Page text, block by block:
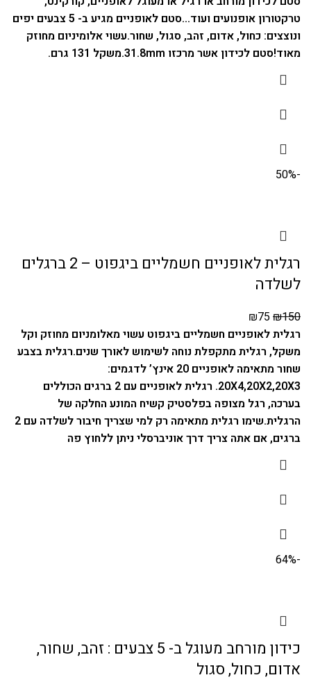
טרקטורון אופנועים ועוד…
סטם לאופניים מגיע ב- 5 צבעים יפים
ונוצצים: כחול, אדום, זהב, סגול, שחור.עשוי אלומיניום מחוזק
מאוד!סטם לכידון אשר מרכזו 31.8mm. משקל 131 גרם.
-50%
רגלית לאופניים חשמליים ביגפוט – 2 ברגלים
לשלדה
₪150
₪75
רגלית לאופניים חשמליים ביגפוט עשוי מאלומניום מחוזק וקל
משקל, רגלית מתקפלת נוחה לשימוש לאורך שנים.רגלית בצבע
שחור מתאימה לאופניים 20 אינץ’ לדגמים:
20X4,20X2,20X3.
רגלית לאופניים עם 2 ברגים הכוללים
בערכה, רגל מצופה בפלסטיק קשיח המונע החלקה של
הרגלית.
שימו רגלית מתאימה רק למי שצריך חיבור לשלדה עם 2
ברגים, אם אתה צריך דרך אוניברסלי ניתן ללחוץ פה
-64%
כידון מורחב מעוגל ב- 5 צבעים : זהב, שחור,
אדום, כחול, סגול